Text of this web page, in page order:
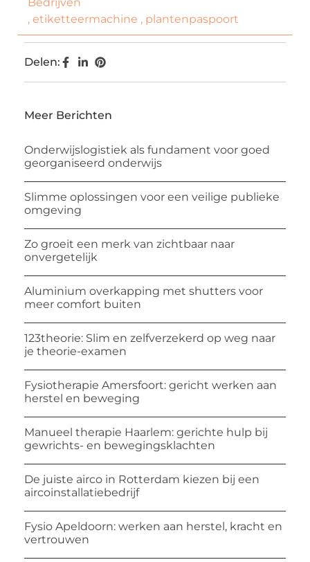
Bedrijven
, etiketteermachine , plantenpaspoort
Delen:
Meer Berichten
Onderwijslogistiek als fundament voor goed
georganiseerd onderwijs
Slimme oplossingen voor een veilige publieke
omgeving
Zo groeit een merk van zichtbaar naar
onvergetelijk
Aluminium overkapping met shutters voor
meer comfort buiten
123theorie: Slim en zelfverzekerd op weg naar
je theorie-examen
Fysiotherapie Amersfoort: gericht werken aan
herstel en beweging
Manueel therapie Haarlem: gerichte hulp bij
gewrichts- en bewegingsklachten
De juiste airco in Rotterdam kiezen bij een
aircoinstallatiebedrijf
Fysio Apeldoorn: werken aan herstel, kracht en
vertrouwen